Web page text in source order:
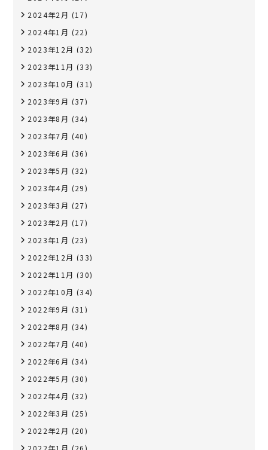
2024年2月 (17)
2024年1月 (22)
2023年12月 (32)
2023年11月 (33)
2023年10月 (31)
2023年9月 (37)
2023年8月 (34)
2023年7月 (40)
2023年6月 (36)
2023年5月 (32)
2023年4月 (29)
2023年3月 (27)
2023年2月 (17)
2023年1月 (23)
2022年12月 (33)
2022年11月 (30)
2022年10月 (34)
2022年9月 (31)
2022年8月 (34)
2022年7月 (40)
2022年6月 (34)
2022年5月 (30)
2022年4月 (32)
2022年3月 (25)
2022年2月 (20)
2022年1月 (26)